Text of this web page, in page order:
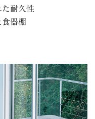
耐久性
食器棚